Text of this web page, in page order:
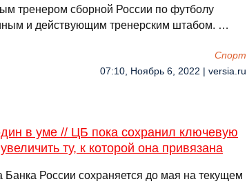
тренером сборной России по футболу
и действующим тренерским штабом. …
Спорт
07:10, Ноябрь 6, 2022 | versia.ru
в уме // ЦБ пока сохранил ключевую
ту, к которой она привязана
Банка России сохраняется до мая на текущем